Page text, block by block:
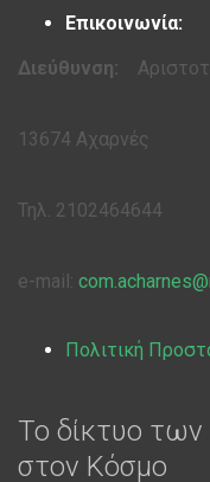
Επικοινωνία:
Διεύθυνση:
13674 Αχαρνές
Τηλ. 2102464644
e-mail:
Πολιτική
Το δίκτυο
στον Κόσμο